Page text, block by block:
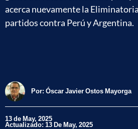
acerca nuevamente la
partidos contra Perú y Argentina.
Por: Óscar Javier Ostos Mayorga
13 de May, 2025
Actualizado: 13 De May, 2025